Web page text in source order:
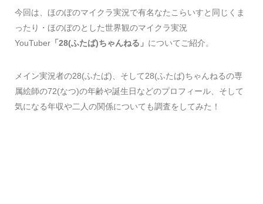
今回は、ほのぼのマイクラ実況で有名なたこらいすと同じくま
ったり・ほのぼのとした世界観のマイクラ実況
YouTuber 「28(ふたば)ちゃんねる」 についてご紹介。
メイン実況者の28(ふたば)、そして28(ふたば)ちゃんねるの専
属絵師の72(なつ)の年齢や誕生日などのプロフィール、そして
気になる年収や二人の関係についても調査をしてみた！